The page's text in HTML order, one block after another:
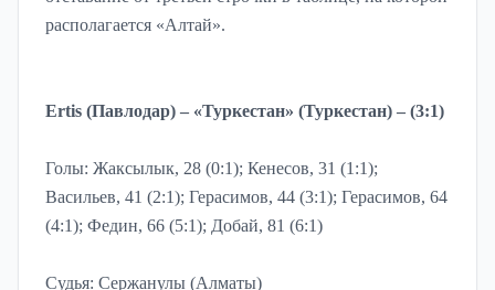
располагается «Алтай».
Ertis (Павлодар) – «Туркестан» (Туркестан) – (3:1)
Голы: Жаксылык, 28 (0:1); Кенесов, 31 (1:1);
Васильев, 41 (2:1); Герасимов, 44 (3:1); Герасимов, 64
(4:1); Федин, 66 (5:1); Добай, 81 (6:1)
Судья: Сержанулы (Алматы)